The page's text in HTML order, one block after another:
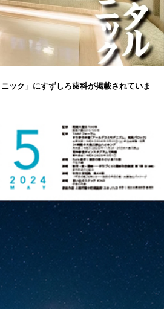
ック」にすずしろ歯科が掲載されていま